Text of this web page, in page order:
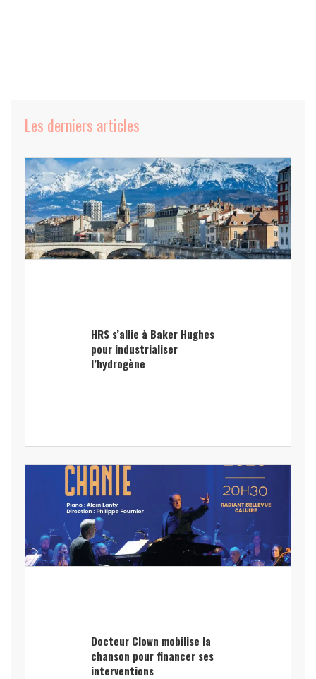
Les derniers articles
HRS s’allie à Baker Hughes
pour industrialiser
l’hydrogène
Docteur Clown mobilise la
chanson pour financer ses
interventions